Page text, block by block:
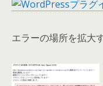
エラーの場所を拡大